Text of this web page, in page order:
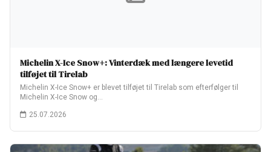
Michelin X-Ice Snow+: Vinterdæk med længere levetid
tilføjet til Tirelab
Michelin X-Ice Snow+ er blevet tilføjet til Tirelab som efterfølger til
Michelin X-Ice Snow og…
25.07.2026